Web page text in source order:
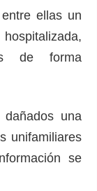
ellas un
de forma
una
unifamiliares
se